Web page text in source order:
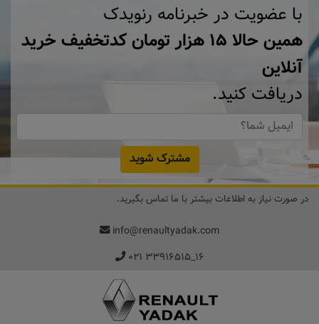
با عضویت در خبرنامه رنویدک
همین حالا ۱۵ هزار تومان کد‌تخفیف خرید
آنلاین
دریافت کنید.
مشترک شوید
در صورت نیاز به اطلاعات بیشتر با ما تماس بگیرید.
info@renaultyadak.com
۰۲۱ ۳۳۹۱۶۵۱۵_۱۶